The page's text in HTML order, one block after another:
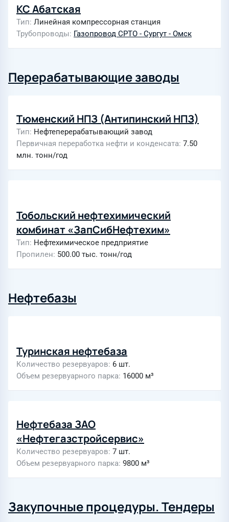
КС Абатская
Тип Линейная компрессорная станция
Трубопроводы Газопровод СРТО - Сургут - Омск
Перерабатывающие заводы
Тюменский НПЗ (Антипинский НПЗ)
Тип Нефтеперерабатывающий завод
Первичная переработка нефти и конденсата 7.50
млн. тонн/год
Тобольский нефтехимический
комбинат «ЗапСибНефтехим»
Тип Нефтехимическое предприятие
Пропилен 500.00 тыс. тонн/год
Нефтебазы
Туринская нефтебаза
Количество резервуаров 6 шт.
Объем резервуарного парка 16000 м³
Нефтебаза ЗАО
«Нефтегазстройсервис»
Количество резервуаров 7 шт.
Объем резервуарного парка 9800 м³
Закупочные процедуры. Тендеры